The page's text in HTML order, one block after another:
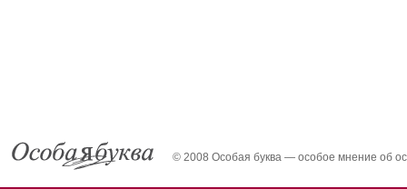
© 2008 Особая буква — особое мнение об